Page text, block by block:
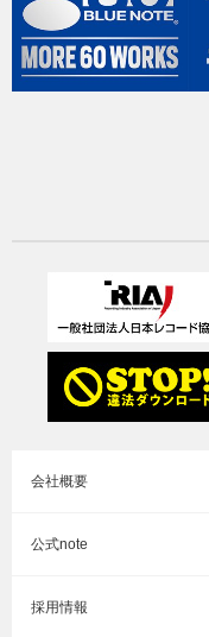
会社概要
公式note
採用情報